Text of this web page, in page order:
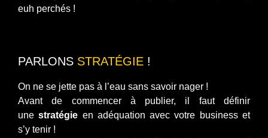
euh perchés !
PARLONS STRATÉGIE !
On ne se jette pas à l’eau sans savoir nager !
Avant de commencer à publier, il faut définir
unestratégie en adéquation avec votre business et
s’y tenir !